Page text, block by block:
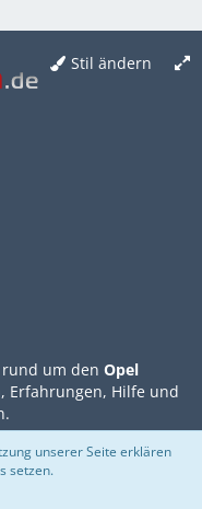
Stil ändern
rund um den Opel
Erfahrungen, Hilfe und
Impressum
unserer Seite erklären
setzen.